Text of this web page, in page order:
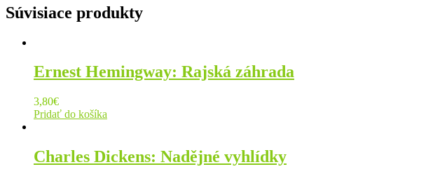
Súvisiace produkty
Ernest Hemingway: Rajská záhrada
3,80€
Pridať do košíka
Charles Dickens: Nadějné vyhlídky